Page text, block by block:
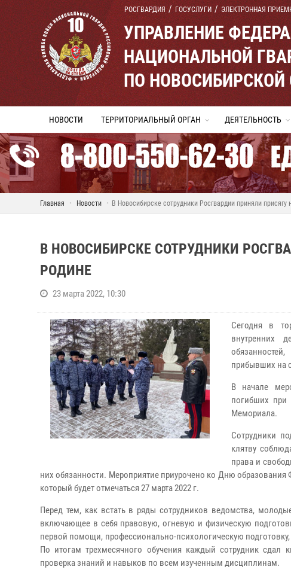
РОСГВАРДИЯ ГОСУСЛУГИ ЭЛЕКТРОННАЯ
УПРАВЛЕНИЕ
НАЦИОНАЛЬНОЙ
ПО НОВОСИБИРСКОЙ
НОВОСТИ ТЕРРИТОРИАЛЬНЫЙ ОРГАН ДЕЯТЕЛЬНОСТЬ
Главная Новости В Новосибирске сотрудники Росгвардии приняли присягу
В НОВОСИБИРСКЕ СОТРУДНИКИ
РОДИНЕ
23 марта 2022, 10:30
Сегодня в
внутренних
прибывших на
В начале
погибших при
Мемориала.
Сотрудники
клятву
права и
них обязанности. Мероприятие приурочено ко Дню
который будет отмечаться 27 марта 2022 г.
Перед тем, как встать в ряды сотрудников ведомства,
включающее в себя правовую, огневую и физическую
первой помощи, профессионально-психологическую
По итогам трехмесячного обучения каждый сотрудник сдал
проверка знаний и навыков по всем изученным дисциплинам.